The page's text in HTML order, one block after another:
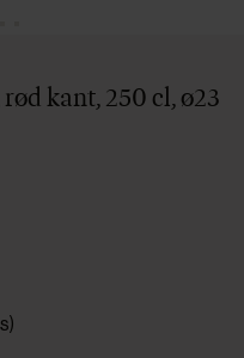
kant, 250 cl, ø23